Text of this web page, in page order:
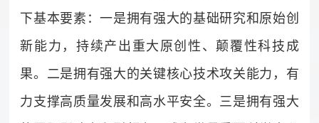
下基本要素：一是拥有强大的基础研究和原始创
新能力，持续产出重大原创性、颠覆性科技成
果。二是拥有强大的关键核心技术攻关能力，有
力支撑高质量发展和高水平安全。三是拥有强大